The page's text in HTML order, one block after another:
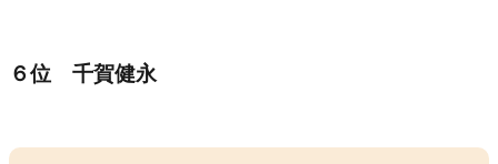
６位 千賀健永